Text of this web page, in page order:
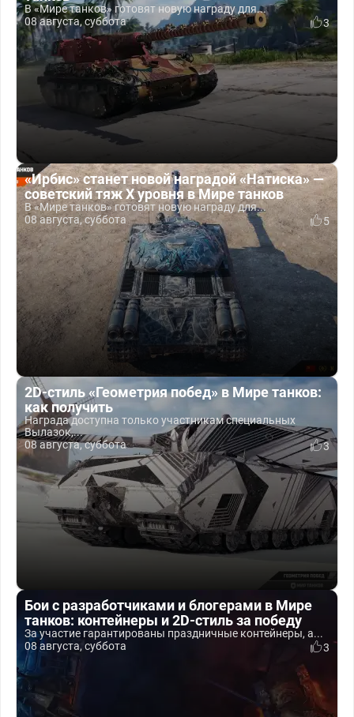
В «Мире танков» готовят новую награду для...
08 августа, суббота
3
«Ирбис» станет новой наградой «Натиска» —
советский тяж X уровня в Мире танков
В «Мире танков» готовят новую награду для...
08 августа, суббота
5
2D-стиль «Геометрия побед» в Мире танков:
как получить
Награда доступна только участникам специальных
Вылазок,...
08 августа, суббота
3
Бои с разработчиками и блогерами в Мире
танков: контейнеры и 2D-стиль за победу
За участие гарантированы праздничные контейнеры, а...
08 августа, суббота
3